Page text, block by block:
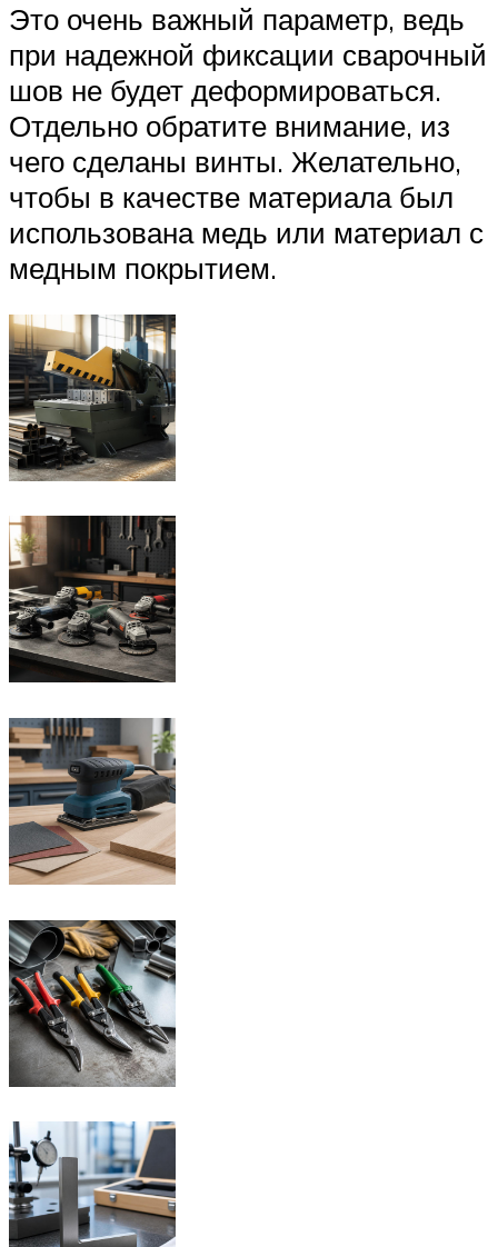
Это очень важный параметр, ведь
при надежной фиксации сварочный
шов не будет деформироваться.
Отдельно обратите внимание, из
чего сделаны винты. Желательно,
чтобы в качестве материала был
использована медь или материал с
медным покрытием.